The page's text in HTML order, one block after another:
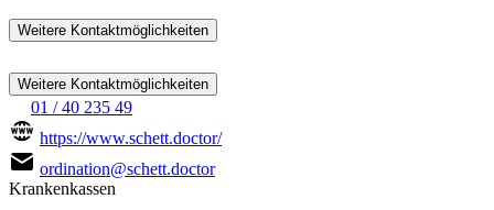
Weitere Kontaktmöglichkeiten
Weitere Kontaktmöglichkeiten
01 / 40 235 49
https://www.schett.doctor/
ordination@schett.doctor
Krankenkassen